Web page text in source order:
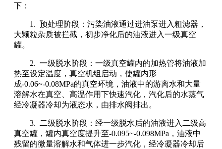
下：
1. 预处理阶段：污染油液通过进油泵进入粗滤器，
大颗粒杂质被拦截，初步净化后的油液进入一级真空
罐。
2. 一级脱水阶段：一级真空罐内的加热管将油液加
热至设定温度，真空机组启动，使罐内形
成-0.06~-0.08MPa的真空环境，油液中的游离水和大量
溶解水在真空、高温作用下快速汽化，汽化后的水蒸气
经冷凝器冷却为液态水，由排水阀排出。
3. 二级脱水阶段：经一级脱水后的油液进入二级高
真空罐，罐内真空度提升至-0.095~-0.098MPa，油液中
残留的微量溶解水和气体进一步汽化，经冷凝器冷却后